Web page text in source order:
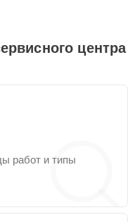
центра
работ и типы